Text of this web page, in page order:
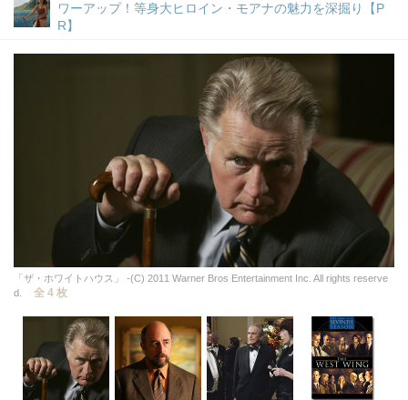
ワーアップ！等身大ヒロイン・モアナの魅力を深掘り【P
R】
「ザ・ホワイトハウス」 -(C) 2011 Warner Bros Entertainment Inc. All rights reserve
d.
全 4 枚